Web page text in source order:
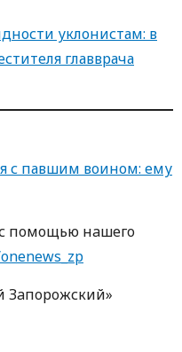
уклонистам: в
главврача
с павшим воином: ему
пoмoщью нaшегo
Зaпoрoжский»